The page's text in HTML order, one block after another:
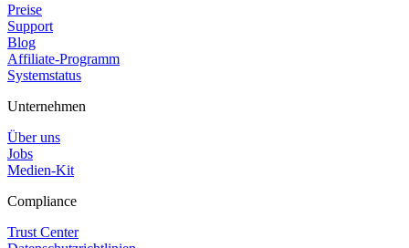
Preise
Support
Blog
Affiliate-Programm
Systemstatus
Unternehmen
Über uns
Jobs
Medien-Kit
Compliance
Trust Center